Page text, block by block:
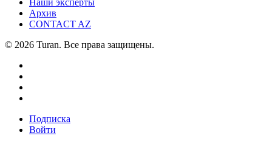
Архив
CONTACT AZ
© 2026 Turan. Все права защищены.
Подписка
Войти